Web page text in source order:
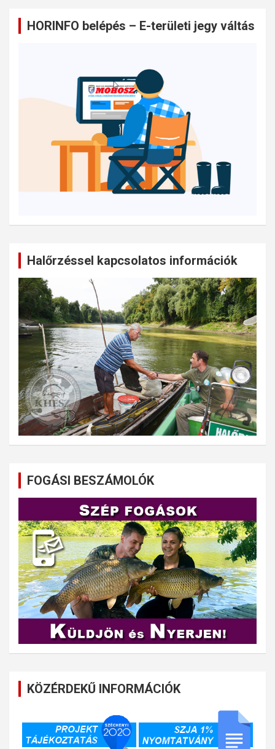
HORINFO belépés – E-területi jegy váltás
Halőrzéssel kapcsolatos információk
FOGÁSI BESZÁMOLÓK
KÖZÉRDEKŰ INFORMÁCIÓK